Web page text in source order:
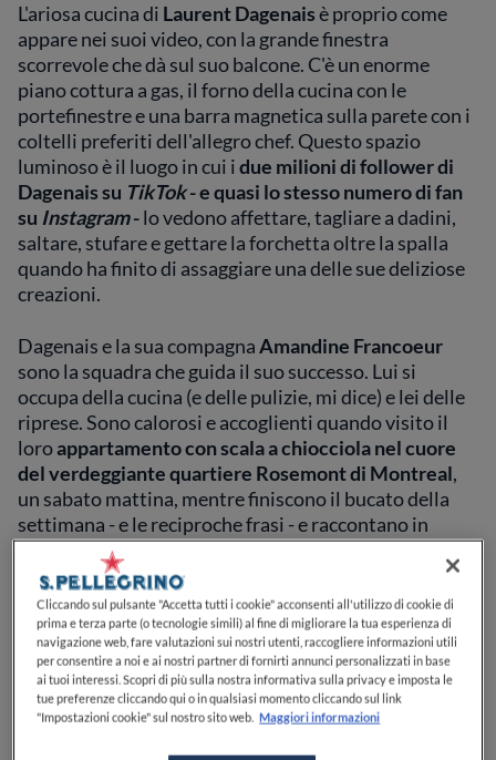
L'ariosa cucina di Laurent Dagenaisè proprio come
appare nei suoi video, con la grande finestra
scorrevole che dà sul suo balcone. C'è un enorme
piano cottura a gas, il forno della cucina con le
portefinestre e una barra magnetica sulla parete con i
coltelli preferiti dell'allegro chef. Questo spazio
luminoso è il luogo in cui idue milioni di follower di
Dagenais su TikTok- e quasi lo stesso numero di fan
su Instagram-lo vedono affettare, tagliare a dadini,
saltare, stufare e gettare la forchetta oltre la spalla
quando ha finito di assaggiare una delle sue deliziose
creazioni.
Dagenais e la sua compagnaAmandine Francoeur
sono la squadra che guida il suo successo. Lui si
occupa della cucina (e delle pulizie, mi dice) e lei delle
riprese. Sono calorosi e accoglienti quando visito il
loroappartamento con scala a chiocciola nel cuore
del verdeggiante quartiere Rosemont di Montreal,
un sabato mattina, mentre finiscono il bucato della
settimana - e le reciproche frasi - e raccontano in
francese e in inglese ciò che è successo loro negli
ultimi due anni e mezzo.
"È iniziato tutto in modo casuale", ricorda Dagenais.
"Avevamo 10 follower suTikToknell'aprile del 2021, e
poi una notte - dopo il famoso video del gravlax - ci
siamo svegliati con tutte queste notifiche". Hanno
continuato, con panini di pollo fritto, cosce d'agnello
arrostite al fuoco, pizza all'aglio selvatico e polpo alla
Cliccando sul pulsante "Accetta tutti i cookie" acconsenti all'utilizzo di cookie di
prima e terza parte (o tecnologie simili) al fine di migliorare la tua esperienza di
navigazione web, fare valutazioni sui nostri utenti, raccogliere informazioni utili
per consentire a noi e ai nostri partner di fornirti annunci personalizzati in base
ai tuoi interessi. Scopri di più sulla nostra informativa sulla privacy e imposta le
tue preferenze cliccando qui o in qualsiasi momento cliccando sul link
"Impostazioni cookie" sul nostro sito web. Maggiori informazioni